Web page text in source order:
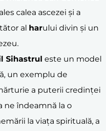
calea ascezei și a
al harului divin și un
Sihastrul este un model
un exemplu de
a puterii credinței
ne îndeamnă la o
la viața spirituală, a